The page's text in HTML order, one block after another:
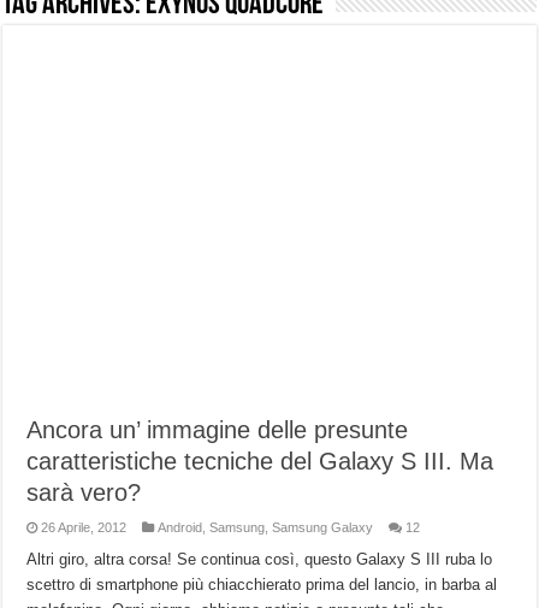
Ancora un’ immagine delle presunte
caratteristiche tecniche del Galaxy S III. Ma
sarà vero?
26 Aprile, 2012 Android ,Samsung ,Samsung Galaxy 12
Altri giro, altra corsa! Se continua così, questo Galaxy S III ruba lo
scettro di smartphone più chiacchierato prima del lancio, in barba al